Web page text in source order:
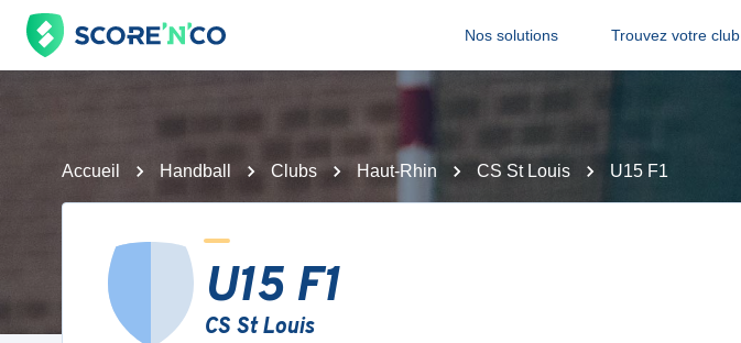
Nos solutions Trouvez votre club
Accueil Handball Clubs Haut-Rhin CS St Louis U15 F1
U15 F1
CS St Louis